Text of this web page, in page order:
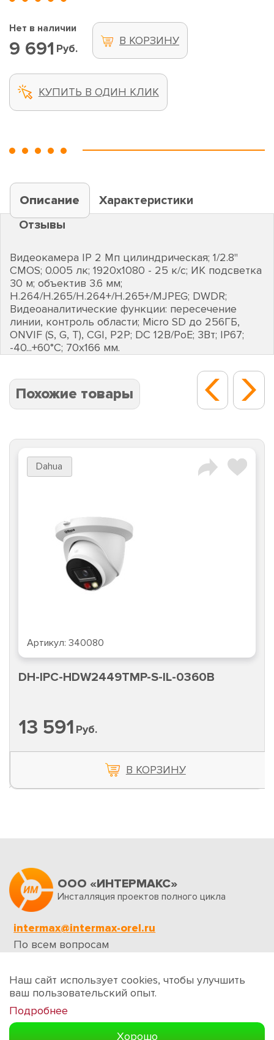
Нет в наличии
9 691 Руб.
В КОРЗИНУ
КУПИТЬ В ОДИН КЛИК
Описание
Характеристики
Отзывы
Видеокамера IP 2 Мп цилиндрическая; 1/2.8"
CMOS; 0.005 лк; 1920х1080 - 25 к/с; ИК подсветка
30 м; объектив 3.6 мм;
H.264/H.265/H.264+/H.265+/MJPEG; DWDR;
Видеоаналитические функции: пересечение
линии, контроль области; Micro SD до 256ГБ,
ONVIF (S, G, T), CGI, P2P; DC 12В/PoE; 3Вт; IP67;
-40...+60°C; 70х166 мм.
Похожие товары
Dahua
Артикул: 340080
DH-IPC-HDW2449TMP-S-IL-0360B
13 591 Руб.
В КОРЗИНУ
ООО «ИНТЕРМАКС»
Инсталляция проектов полного цикла
intermax@intermax-orel.ru
По всем вопросам
Обратная связь
Наш сайт использует cookies, чтобы улучшить
ваш пользовательский опыт.
Подробнее
Хорошо